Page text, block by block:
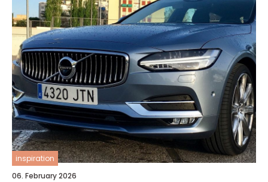
inspiration
06. February 2026